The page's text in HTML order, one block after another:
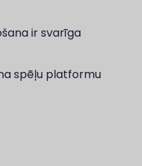
ir svarīga
spēļu platformu